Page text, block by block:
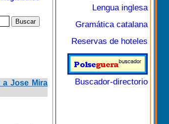
a Jose Mira
Lengua inglesa
Gramática catalana
Reservas de hoteles
Buscador-directorio